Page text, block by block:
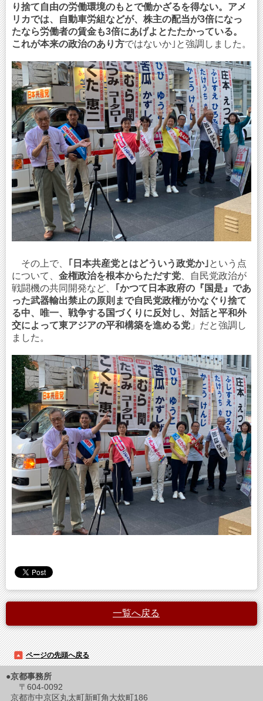
り捨て自由の労働環境のもとで働かざるを得ない。アメ
リカでは、自動車労組などが、株主の配当が3倍になっ
たなら労働者の賃金も3倍にあげよとたたかっている。
これが本来の政治のあり方ではないか｣と強調しました。
その上で、 ｢日本共産党とはどういう政党か｣ という点
について、 金権政治を根本からただす党 、自民党政治が
戦闘機の共同開発など、
｢かつて日本政府の『国是』であ
った武器輸出禁止の原則まで自民党政権がかなぐり捨て
る中、唯一、戦争する国づくりに反対し、対話と平和外
交によって東アジアの平和構築を進める党 」だと強調し
ました。
一覧へ戻る
ページの先頭へ戻る
●京都事務所
〒604-0092
京都市中京区丸太町新町角大炊町186